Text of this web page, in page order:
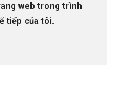
web trong trình
tiếp của tôi.